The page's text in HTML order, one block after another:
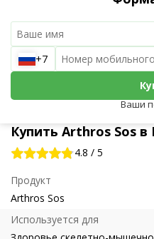
Купить Arthros Sos
4.8 / 5
Продукт
Arthros Sos
Используется для
+7
Ваши